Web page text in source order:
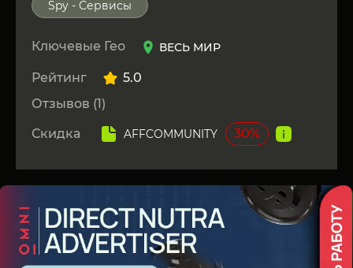
Spy - Сервисы
Ключевые Гео ВЕСЬ МИР
Рейтинг
5.0
Отзывов (1)
Скидка
AFFCOMMUNITY 30%